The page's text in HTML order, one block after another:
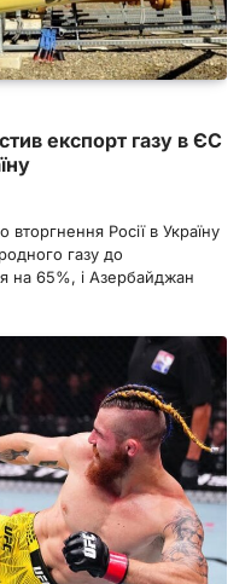
експорт газу в ЄС
Росії в Україну
газу до
на 65%, і Азербайджан